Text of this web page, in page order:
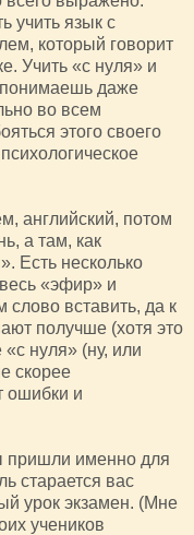
учить язык с
который говорит
Учить «с нуля» и
понимаешь даже
во всем
этого своего
английский, потом
а там, как
Есть несколько
«эфир» и
вставить, да к
получше (хотя это
«с нуля» (ну, или
скорее
ошибки и
пришли именно для
старается вас
урок экзамен. (Мне
учеников